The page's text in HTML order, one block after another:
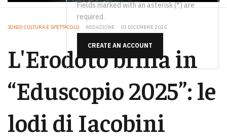
Fields marked with an asterisk (*) are
required.
CREATE AN ACCOUNT
JONIO CULTURA E SPETTACOLO REDAZIONE 03 DICEMBRE 2025
L'Erodoto brilla in
“Eduscopio 2025”: le
lodi di Iacobini